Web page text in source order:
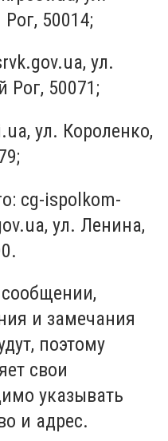
50014;
, ул.
Рог, 50071;
, ул. Короленко,
cg-ispolkom-
, ул. Ленина,
и замечания
поэтому
свои
указывать
и адрес.